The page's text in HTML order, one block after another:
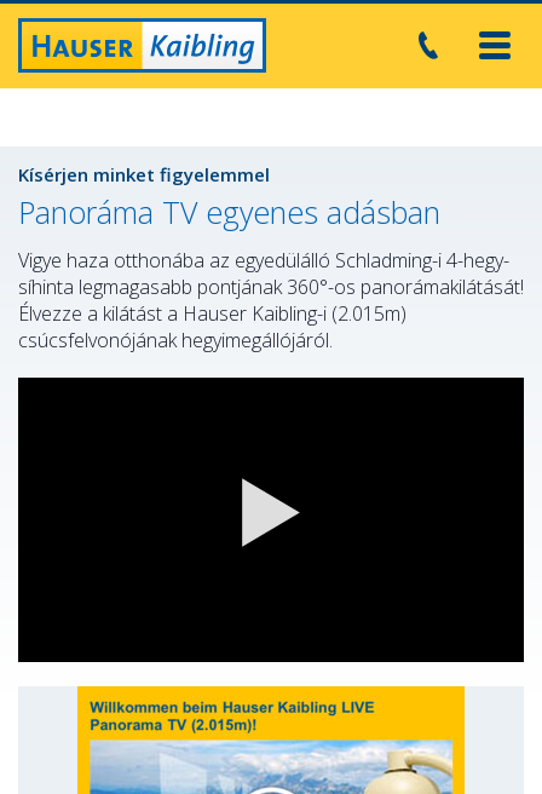
Kísérjen minket figyelemmel
Panoráma TV egyenes adásban
Vigye haza otthonába az egyedülálló Schladming-i 4-hegy-
síhinta legmagasabb pontjának 360°-os panorámakilátását!
Élvezze a kilátást a Hauser Kaibling-i (2.015m)
csúcsfelvonójának hegyimegállójáról.